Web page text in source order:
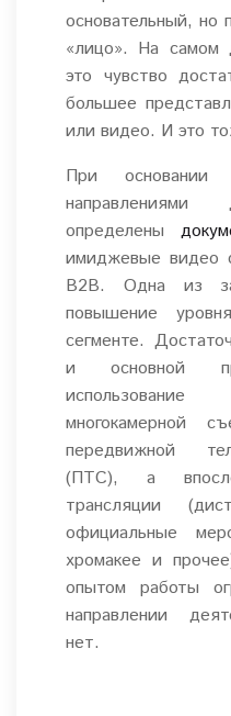
основательный,
«лицо». На самом
это чувство
большее
или видео. И это
При основании
направлениями
определены
имиджевые видео
B2B. Одна из
повышение
сегменте.
и основной
многокамерной
передвижной
(ПТС), а
трансляции
официальные
хромакее и
опытом работы
направлении
нет.